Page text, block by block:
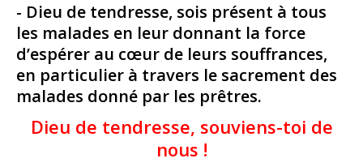
- Dieu de tendresse, sois présent à tous
les malades en leur donnant la force
d’espérer au cœur de leurs souffrances,
en particulier à travers le sacrement des
malades donné par les prêtres.
Dieu de tendresse, souviens-toi de
nous !